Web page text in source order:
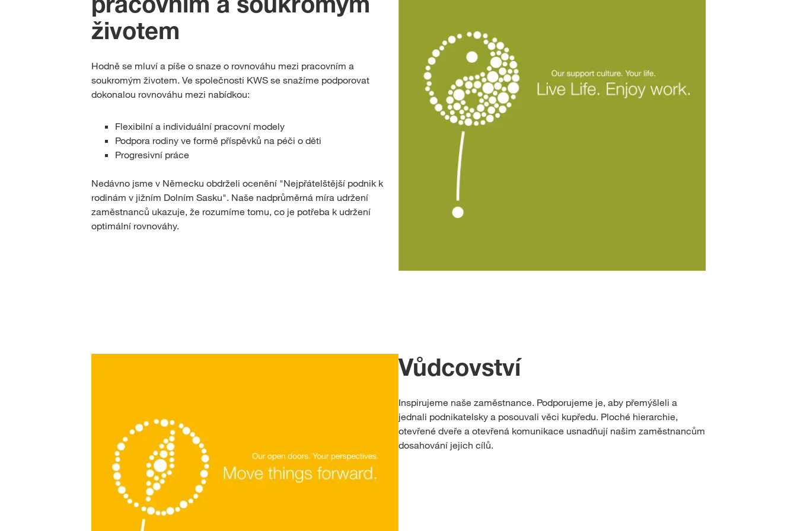
životem
Hodně se mluví a píše o snaze o rovnováhu mezi pracovním a
soukromým životem. Ve společnosti KWS se snažíme podporovat
dokonalou rovnováhu mezi nabídkou:
Flexibilní a individuální pracovní modely
Podpora rodiny ve formě příspěvků na péči o děti
Progresivní práce
Nedávno jsme v Německu obdrželi ocenění "Nejpřátelštější podnik k
rodinám v jižním Dolním Sasku". Naše nadprůměrná míra udržení
zaměstnanců ukazuje, že rozumíme tomu, co je potřeba k udržení
optimální rovnováhy.
Vůdcovství
Inspirujeme naše zaměstnance. Podporujeme je, aby přemýšleli a
jednali podnikatelsky a posouvali věci kupředu. Ploché hierarchie,
otevřené dveře a otevřená komunikace usnadňují našim zaměstnancům
dosahování jejich cílů.